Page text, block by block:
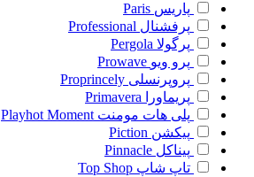
پاریس Paris
پرفشنال Professional
پرگولا Pergola
پرو ویو Prowave
پروپرنسلی Proprincely
پریماورا
Primavera
پلی هات مومنت Playhot Moment
پیکشن Piction
پیناکل Pinnacle
تاپ شاپ Top Shop